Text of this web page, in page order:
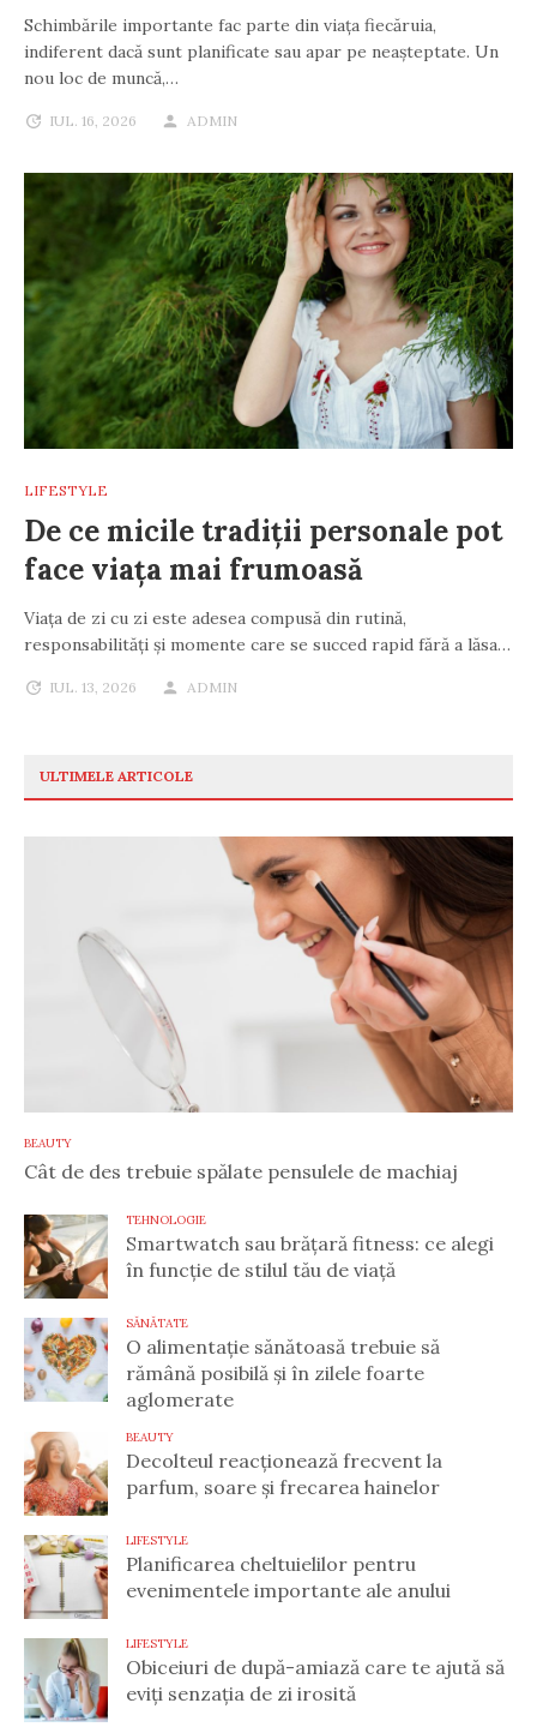
Schimbările importante fac parte din viața fiecăruia,
indiferent dacă sunt planificate sau apar pe neașteptate. Un
nou loc de muncă,…
IUL. 16, 2026 ADMIN
LIFESTYLE
De ce micile tradiții personale pot
face viața mai frumoasă
Viața de zi cu zi este adesea compusă din rutină,
responsabilități și momente care se succed rapid fără a lăsa…
IUL. 13, 2026 ADMIN
ULTIMELE ARTICOLE
BEAUTY
Cât de des trebuie spălate pensulele de machiaj
TEHNOLOGIE
Smartwatch sau brățară fitness: ce alegi
în funcție de stilul tău de viață
SĂNĂTATE
O alimentație sănătoasă trebuie să
rămână posibilă și în zilele foarte
aglomerate
BEAUTY
Decolteul reacționează frecvent la
parfum, soare și frecarea hainelor
LIFESTYLE
Planificarea cheltuielilor pentru
evenimentele importante ale anului
LIFESTYLE
Obiceiuri de după-amiază care te ajută să
eviți senzația de zi irosită